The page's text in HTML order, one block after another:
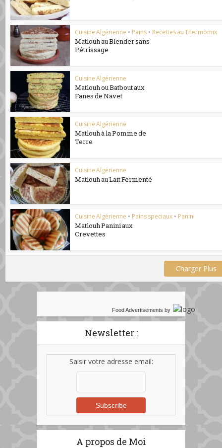
Cuisine Algérienne • Pains • Recettes au Thermomix
Matlouh au Blender sans
Pétrissage
Cuisine Algérienne
Matlouh ou Batbout aux
Fanes de Navet
Cuisine Algérienne
Matlouh à la Pomme de
Terre
Cuisine Algérienne
Matlouh au Lait Fermenté
Cuisine Algérienne • Pains speciaux • Panini
Matlouh Panini aux
Crevettes
Charger Plus
Food Advertisements by
Newsletter :
Saisir votre adresse email:
A propos de Moi